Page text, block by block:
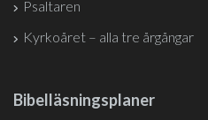
Psaltaren
Kyrkoåret – alla tre årgångar
Bibelläsningsplaner